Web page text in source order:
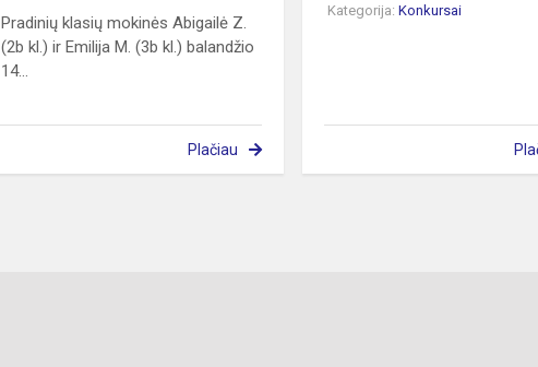
Pradinių klasių mokinės Abigailė Z.
(2b kl.) ir Emilija M. (3b kl.) balandžio
14...
Plačiau
Kategorija:Konkursai